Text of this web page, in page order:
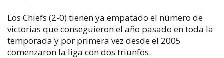
Los Chiefs (2-0) tienen ya empatado el número de
victorias que conseguieron el año pasado en toda la
temporada y por primera vez desde el 2005
comenzaron la liga con dos triunfos.